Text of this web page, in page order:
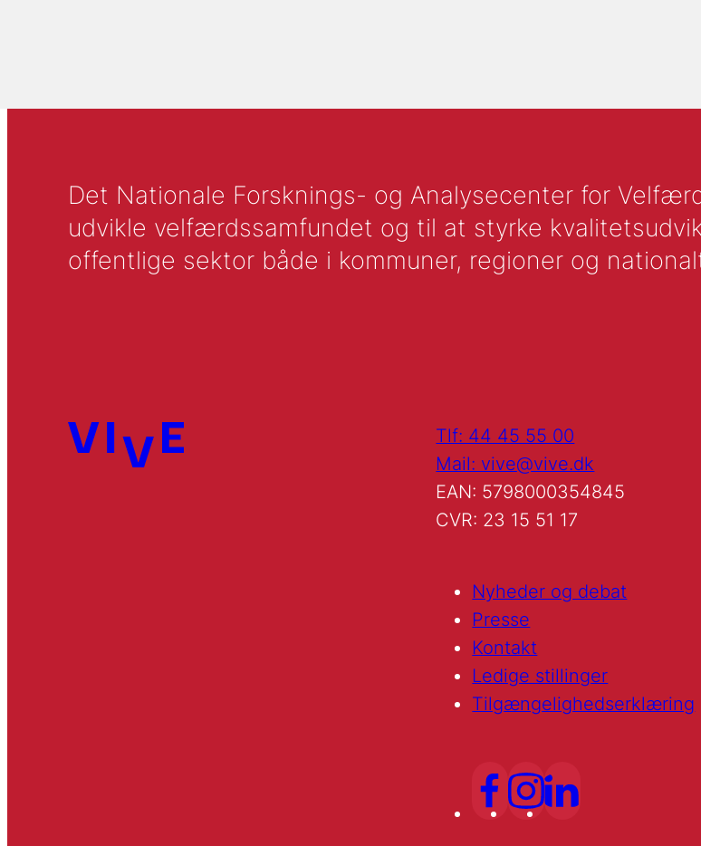
Det Nationale Forsknings- og Analysecenter for
udvikle velfærdssamfundet og til at styrke
offentlige sektor både i kommuner, regioner og
Tlf: 44 45 55 00
Mail: vive@vive.dk
EAN: 5798000354845
CVR: 23 15 51 17
Nyheder og debat
Presse
Kontakt
Ledige stillinger
Tilgængelighedserklæring